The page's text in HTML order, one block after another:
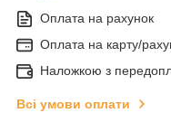
Оплата на рахунок
Оплата на карту/
Наложкою з
Всі умови оплати